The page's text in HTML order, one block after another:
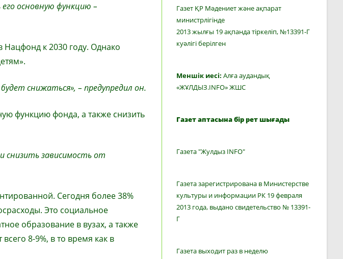
основную функцию –
Нацфонд к 2030 году. Однако
снижаться», – предупредил он.
функцию фонда, а также снизить
снизить зависимость от
Сегодня более 38%
Это социальное
образование в вузах, а также
8-9%, в то время как в
Газет ҚР Мәдениет және ақпарат
министрлігінде
2013 жылғы 19 ақпанда тіркеліп, №13391-Г
куәлігі берілген
Меншік иесі: Алға аудандық
«ЖҰЛДЫЗ.INFO» ЖШС
Газет аптасына бір рет шығады
Газета "Жулдыз INFO"
Газета зарегистрирована в Министерстве
культуры и информации РК 19 февраля
2013 года, выдано свидетельство № 13391-
Г
Газета выходит раз в неделю